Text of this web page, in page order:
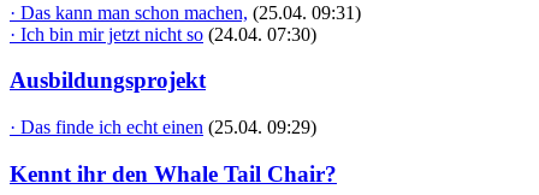
· Das kann man schon machen, (25.04. 09:31)
· Ich bin mir jetzt nicht so (24.04. 07:30)
Ausbildungsprojekt
· Das finde ich echt einen (25.04. 09:29)
Kennt ihr den Whale Tail Chair?